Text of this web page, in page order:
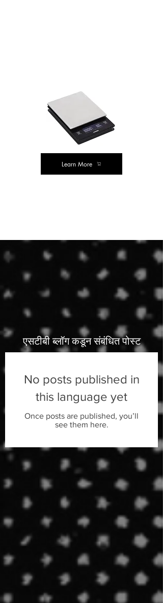
Learn More
एसटीबी ब्लॉग कडून संबंधित पोस्ट
No posts published in
this language yet
Once posts are published, you’ll
see them here.